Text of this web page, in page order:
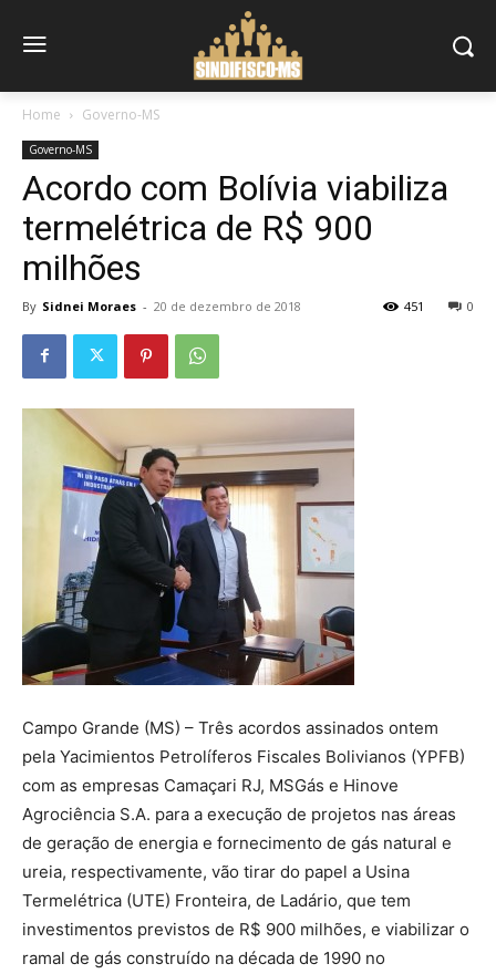
Home Governo-MS
Governo-MS
Acordo com Bolívia viabiliza
termelétrica de R$ 900
milhões
By Sidnei Moraes - 20 de dezembro de 2018 0
451
Campo Grande (MS) – Três acordos assinados ontem
pela Yacimientos Petrolíferos Fiscales Bolivianos (YPFB)
com as empresas Camaçari RJ, MSGás e Hinove
Agrociência S.A. para a execução de projetos nas áreas
de geração de energia e fornecimento de gás natural e
ureia, respectivamente, vão tirar do papel a Usina
Termelétrica (UTE) Fronteira, de Ladário, que tem
investimentos previstos de R$ 900 milhões, e viabilizar o
ramal de gás construído na década de 1990 no